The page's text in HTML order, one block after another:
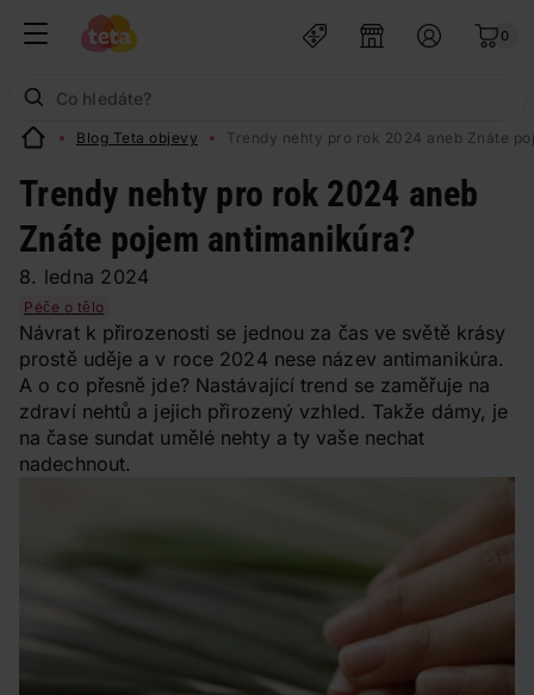
0
Blog Teta objevy Trendy nehty pro rok 2024 aneb Znáte
Trendy nehty pro rok 2024 aneb
Znáte pojem antimanikúra?
8. ledna 2024
Péče o tělo
Návrat k přirozenosti se jednou za čas ve světě krásy
prostě uděje a v roce 2024 nese název antimanikúra.
A o co přesně jde? Nastávající trend se zaměřuje na
zdraví nehtů a jejich přirozený vzhled. Takže dámy, je
na čase sundat umělé nehty a ty vaše nechat
nadechnout.